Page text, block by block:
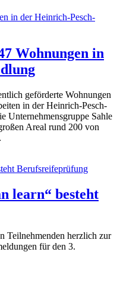
Wohnungen in
geförderte Wohnungen
in der Heinrich-Pesch-
Unternehmensgruppe Sahle
Areal rund 200 von
learn“ besteht
Teilnehmenden herzlich zur
für den 3.